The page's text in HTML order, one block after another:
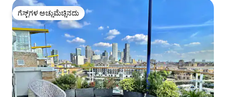
ಗೆಸ್ಟ್‌ಗಳ ಅಚ್ಚುಮೆಚ್ಚಿನದು
ಗೆಸ್ಟ್‌ಗಳ ಅಚ್ಚುಮೆಚ್ಚಿನದು